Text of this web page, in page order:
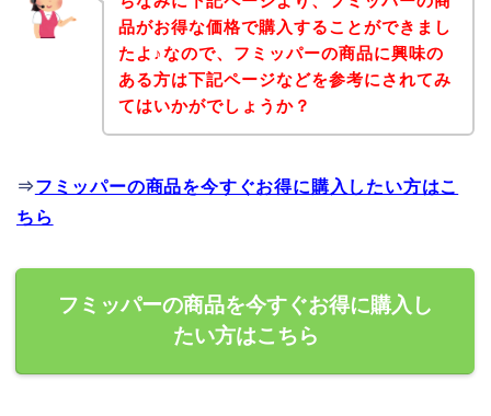
品がお得な価格で購入することができまし
たよ♪なので、フミッパーの商品に興味の
ある方は下記ページなどを参考にされてみ
てはいかがでしょうか？
⇒フミッパーの商品を今すぐお得に購入したい方はこ
ちら
フミッパーの商品を今すぐお得に購入し
たい方はこちら